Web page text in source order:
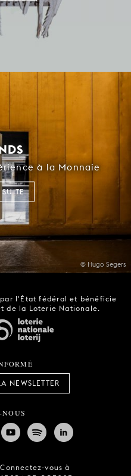
© Hugo Segers
à la Monnaie
SUITE
l'État fédéral et bénéficie
de la Loterie Nationale.
NEWSLETTER
Connectez-vous à